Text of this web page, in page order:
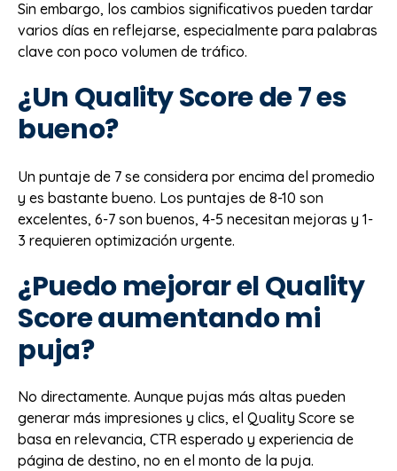
Sin embargo, los cambios significativos pueden tardar
varios días en reflejarse, especialmente para palabras
clave con poco volumen de tráfico.
¿Un Quality Score de 7 es
bueno?
Un puntaje de 7 se considera por encima del promedio
y es bastante bueno. Los puntajes de 8-10 son
excelentes, 6-7 son buenos, 4-5 necesitan mejoras y 1-
3 requieren optimización urgente.
¿Puedo mejorar el Quality
Score aumentando mi
puja?
No directamente. Aunque pujas más altas pueden
generar más impresiones y clics, el Quality Score se
basa en relevancia, CTR esperado y experiencia de
página de destino, no en el monto de la puja.